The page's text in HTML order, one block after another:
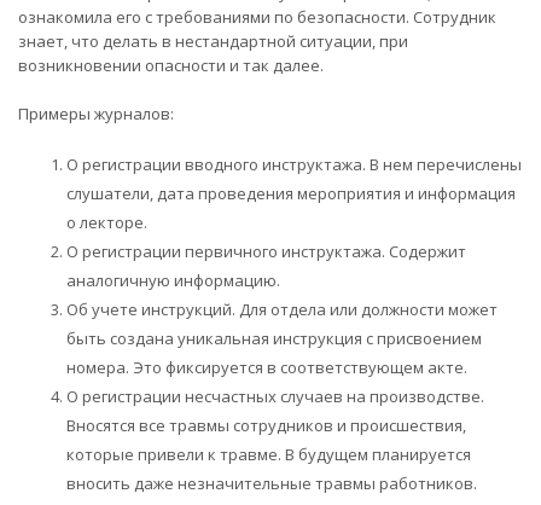
ознакомила его с требованиями по безопасности. Сотрудник
знает, что делать в нестандартной ситуации, при
возникновении опасности и так далее.
Примеры журналов:
О регистрации вводного инструктажа. В нем перечислены
слушатели, дата проведения мероприятия и информация
о лекторе.
О регистрации первичного инструктажа. Содержит
аналогичную информацию.
Об учете инструкций. Для отдела или должности может
быть создана уникальная инструкция с присвоением
номера. Это фиксируется в соответствующем акте.
О регистрации несчастных случаев на производстве.
Вносятся все травмы сотрудников и происшествия,
которые привели к травме. В будущем планируется
вносить даже незначительные травмы работников.